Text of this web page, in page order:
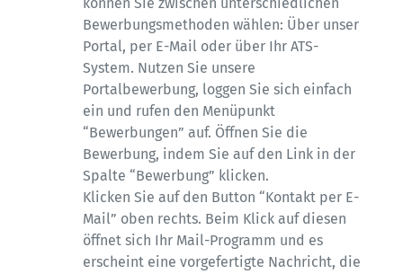
Bewerbungsmethoden wählen: Über unser
Portal, per E-Mail oder über Ihr ATS-
System. Nutzen Sie unsere
Portalbewerbung, loggen Sie sich einfach
ein und rufen den Menüpunkt
“Bewerbungen” auf. Öffnen Sie die
Bewerbung, indem Sie auf den Link in der
Spalte “Bewerbung” klicken.
Klicken Sie auf den Button “Kontakt per E-
Mail” oben rechts. Beim Klick auf diesen
öffnet sich Ihr Mail-Programm und es
erscheint eine vorgefertigte Nachricht, die